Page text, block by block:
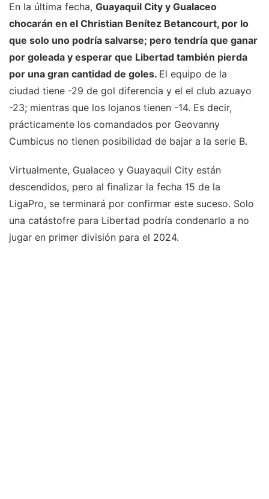
En la última fecha, Guayaquil City y Gualaceo
chocarán en el Christian Benítez Betancourt, por lo
que solo uno podría salvarse; pero tendría que ganar
por goleada y esperar que Libertad también pierda
por una gran cantidad de goles. El equipo de la
ciudad tiene -29 de gol diferencia y el el club azuayo
-23; mientras que los lojanos tienen -14. Es decir,
prácticamente los comandados por Geovanny
Cumbicus no tienen posibilidad de bajar a la serie B.
Virtualmente, Gualaceo y Guayaquil City están
descendidos, pero al finalizar la fecha 15 de la
LigaPro, se terminará por confirmar este suceso. Solo
una catástofre para Libertad podría condenarlo a no
jugar en primer división para el 2024.